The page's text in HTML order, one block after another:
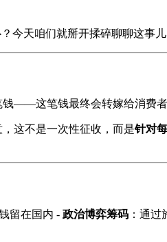
今天咱们就掰开揉碎聊聊这事儿
——这笔钱最终会转嫁给消费者
这不是一次性征收，而是针对
留在国内 - 政治博弈筹码 ：通